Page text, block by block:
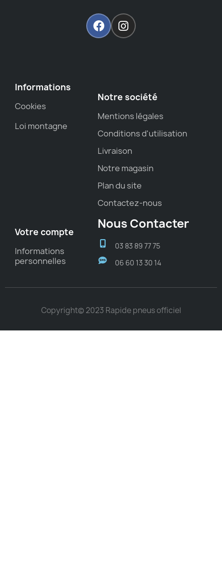
Informations
Cookies
Loi montagne
Notre société
Mentions légales
Conditions d'utilisation
Livraison
Notre magasin
Plan du site
Contactez-nous
Votre compte
Informations
personnelles
Nous Contacter
03 83 89 77 75
06 60 13 30 14
Copyright© 2023 Rapide pneus officiel